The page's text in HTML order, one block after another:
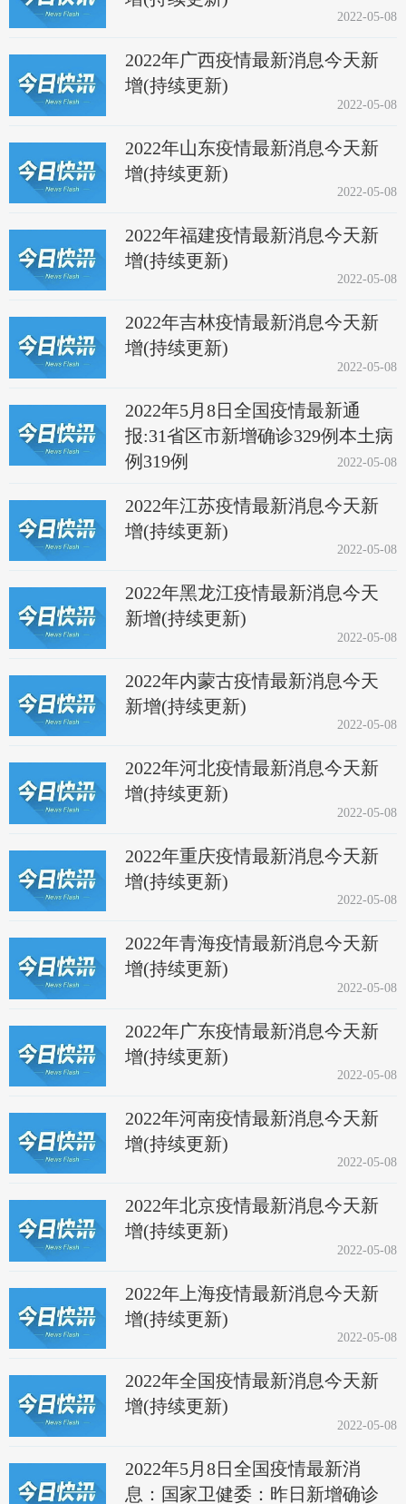
2022-05-08
2022年广西疫情最新消息今天新
增(持续更新)
2022-05-08
2022年山东疫情最新消息今天新
增(持续更新)
2022-05-08
2022年福建疫情最新消息今天新
增(持续更新)
2022-05-08
2022年吉林疫情最新消息今天新
增(持续更新)
2022-05-08
2022年5月8日全国疫情最新通
报:31省区市新增确诊329例本土病
例319例
2022-05-08
2022年江苏疫情最新消息今天新
增(持续更新)
2022-05-08
2022年黑龙江疫情最新消息今天
新增(持续更新)
2022-05-08
2022年内蒙古疫情最新消息今天
新增(持续更新)
2022-05-08
2022年河北疫情最新消息今天新
增(持续更新)
2022-05-08
2022年重庆疫情最新消息今天新
增(持续更新)
2022-05-08
2022年青海疫情最新消息今天新
增(持续更新)
2022-05-08
2022年广东疫情最新消息今天新
增(持续更新)
2022-05-08
2022年河南疫情最新消息今天新
增(持续更新)
2022-05-08
2022年北京疫情最新消息今天新
增(持续更新)
2022-05-08
2022年上海疫情最新消息今天新
增(持续更新)
2022-05-08
2022年全国疫情最新消息今天新
增(持续更新)
2022-05-08
2022年5月8日全国疫情最新消
息：国家卫健委：昨日新增确诊